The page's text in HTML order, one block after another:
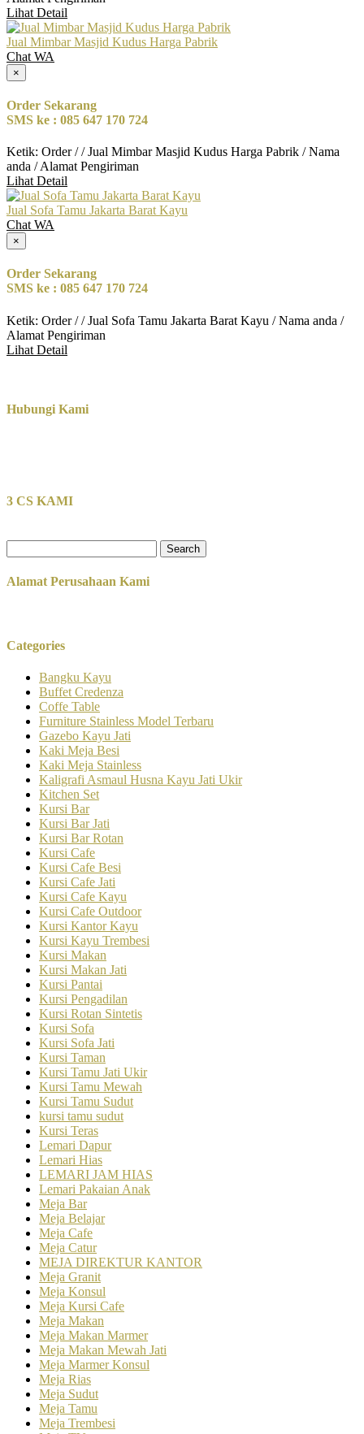
Lihat Detail
Jual Mimbar Masjid Kudus Harga Pabrik
Chat WA
×
Order Sekarang
SMS ke : 085 647 170 724
Ketik: Order / / Jual Mimbar Masjid Kudus Harga Pabrik / Nama
anda / Alamat Pengiriman
Lihat Detail
Jual Sofa Tamu Jakarta Barat Kayu
Chat WA
×
Order Sekarang
SMS ke : 085 647 170 724
Ketik: Order / / Jual Sofa Tamu Jakarta Barat Kayu / Nama anda /
Alamat Pengiriman
Lihat Detail
Hubungi Kami
3 CS KAMI
for:
Alamat Perusahaan Kami
Categories
Bangku Kayu
Buffet Credenza
Coffe Table
Furniture Stainless Model Terbaru
Gazebo Kayu Jati
Kaki Meja Besi
Kaki Meja Stainless
Kaligrafi Asmaul Husna Kayu Jati Ukir
Kitchen Set
Kursi Bar
Kursi Bar Jati
Kursi Bar Rotan
Kursi Cafe
Kursi Cafe Besi
Kursi Cafe Jati
Kursi Cafe Kayu
Kursi Cafe Outdoor
Kursi Kantor Kayu
Kursi Kayu Trembesi
Kursi Makan
Kursi Makan Jati
Kursi Pantai
Kursi Pengadilan
Kursi Rotan Sintetis
Kursi Sofa
Kursi Sofa Jati
Kursi Taman
Kursi Tamu Jati Ukir
Kursi Tamu Mewah
Kursi Tamu Sudut
kursi tamu sudut
Kursi Teras
Lemari Dapur
Lemari Hias
LEMARI JAM HIAS
Lemari Pakaian Anak
Meja Bar
Meja Belajar
Meja Cafe
Meja Catur
MEJA DIREKTUR KANTOR
Meja Granit
Meja Konsul
Meja Kursi Cafe
Meja Makan
Meja Makan Marmer
Meja Makan Mewah Jati
Meja Marmer Konsul
Meja Rias
Meja Sudut
Meja Tamu
Meja Trembesi